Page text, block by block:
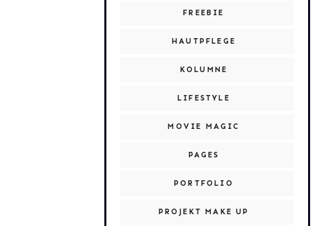
FREEBIE
HAUTPFLEGE
KOLUMNE
LIFESTYLE
MOVIE MAGIC
PAGES
PORTFOLIO
PROJEKT MAKE UP